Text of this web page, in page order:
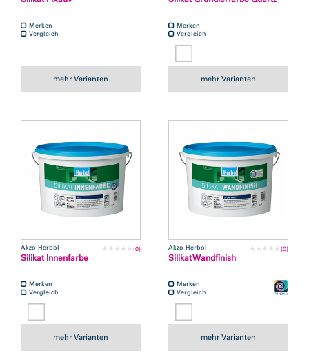
Merken
Vergleich
mehr Varianten
Merken
Vergleich
mehr Varianten
Akzo Herbol (0)
Silikat Innenfarbe
Merken
Vergleich
mehr Varianten
Akzo Herbol (0)
Silikat Wandfinish
Merken
Vergleich
mehr Varianten